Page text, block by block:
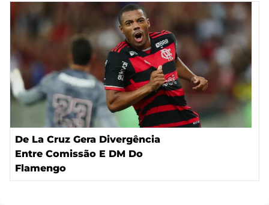
De La Cruz Gera Divergência
Entre Comissão E DM Do
Flamengo